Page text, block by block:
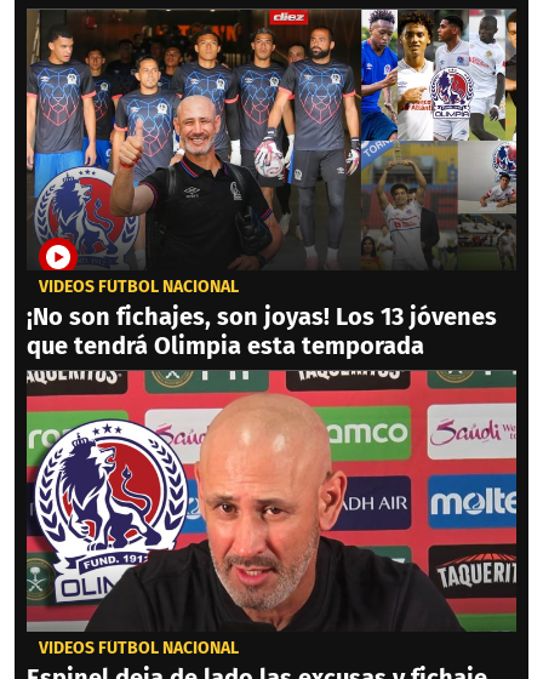
VIDEOS FÚTBOL NACIONAL
¡No son fichajes, son joyas! Los 13 jóvenes
que tendrá Olimpia esta temporada
VIDEOS FÚTBOL NACIONAL